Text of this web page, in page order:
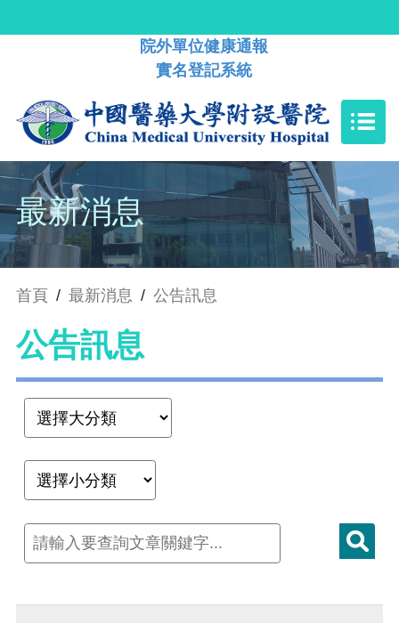
院外單位健康通報
實名登記系統
最新消息
首頁 / 最新消息 / 公告訊息
公告訊息